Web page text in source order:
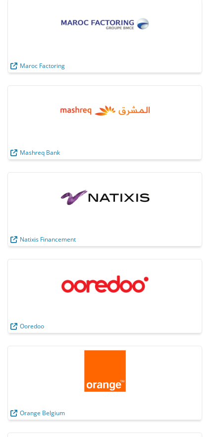
Maroc Factoring
Mashreq Bank
Natixis Financement
Ooredoo
Orange Belgium